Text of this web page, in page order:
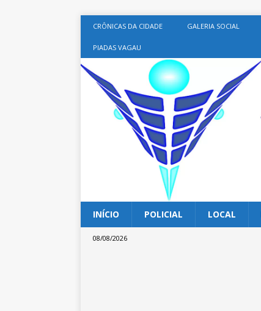
CRÔNICAS DA CIDADE GALERIA SOCIAL
PIADAS VAGAU
INÍCIO POLICIAL LOCAL
08/08/2026